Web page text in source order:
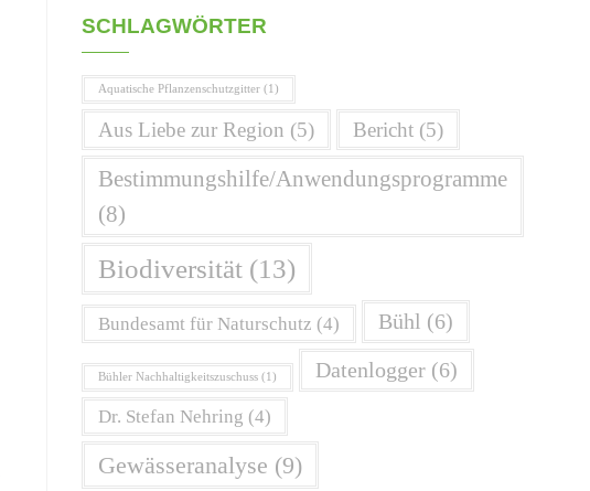
SCHLAGWÖRTER
Aquatische Pflanzenschutzgitter (1)
Aus Liebe zur Region (5) Bericht (5)
Bestimmungshilfe/Anwendungsprogramme
(8)
Biodiversität (13)
Bundesamt für Naturschutz (4) Bühl (6)
Bühler Nachhaltigkeitszuschuss (1) Datenlogger (6)
Dr. Stefan Nehring (4)
Gewässeranalyse (9)